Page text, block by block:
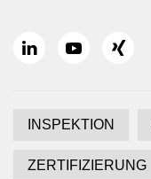
INSPEKTION
ZERTIFIZIERUNG